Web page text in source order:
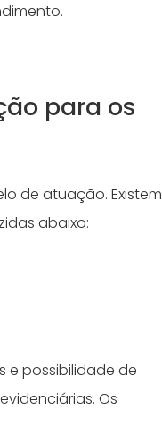
para os
de atuação. Existem
abaixo:
e possibilidade de
Os